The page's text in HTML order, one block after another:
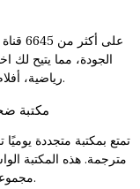
الجودة، مما يتيح لك
رياضية، أفلام، مسلسلات، تعليمية، وغيرها الكثير.
2. مكتبة
مترجمة. هذه المكتبة
مجموعة متنوعة تناسب جميع الأذواق.